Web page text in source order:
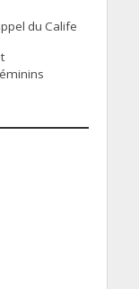
du Calife